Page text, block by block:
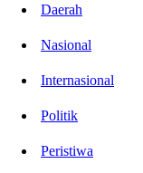
Daerah
Nasional
Internasional
Politik
Peristiwa